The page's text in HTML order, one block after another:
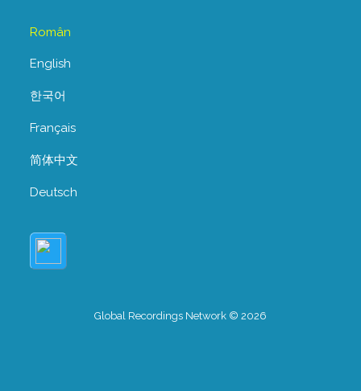
Român
English
한국어
Français
简体中文
Deutsch
Global Recordings Network © 2026